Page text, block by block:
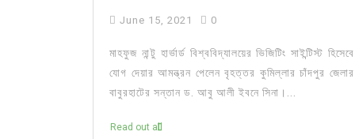
June 15, 2021 0
মাহফুজ নান্টু হার্ভার্ড বিশ্ববিদ্যালয়ের ভিজিটিং সাইন্টিস্ট হিসেবে
যোগ দেয়ার আমন্ত্রন পেলেন বৃহত্তর কুমিল্লার চাঁদপুর জেলার
বাবুরহাটের সন্তান ড. আবু আলী ইবনে সিনা।...
Read out all